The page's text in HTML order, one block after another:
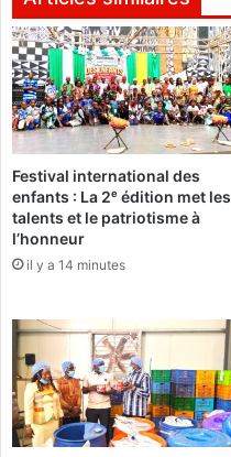
r
a
p
p
e
l
l
e
l
e
s
B
u
k
n
a
b
è
Festival international des
enfants : La 2ᵉ édition met les
talents et le patriotisme à
l’honneur
il y a 14 minutes